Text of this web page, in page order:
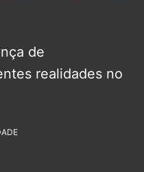
de
realidades no